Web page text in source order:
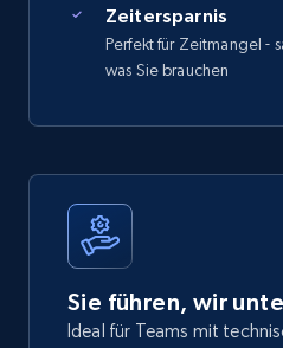
Zeitersparnis
Perfekt für Zeitmangel -
was Sie brauchen
Sie führen, wir
Ideal für Teams mit